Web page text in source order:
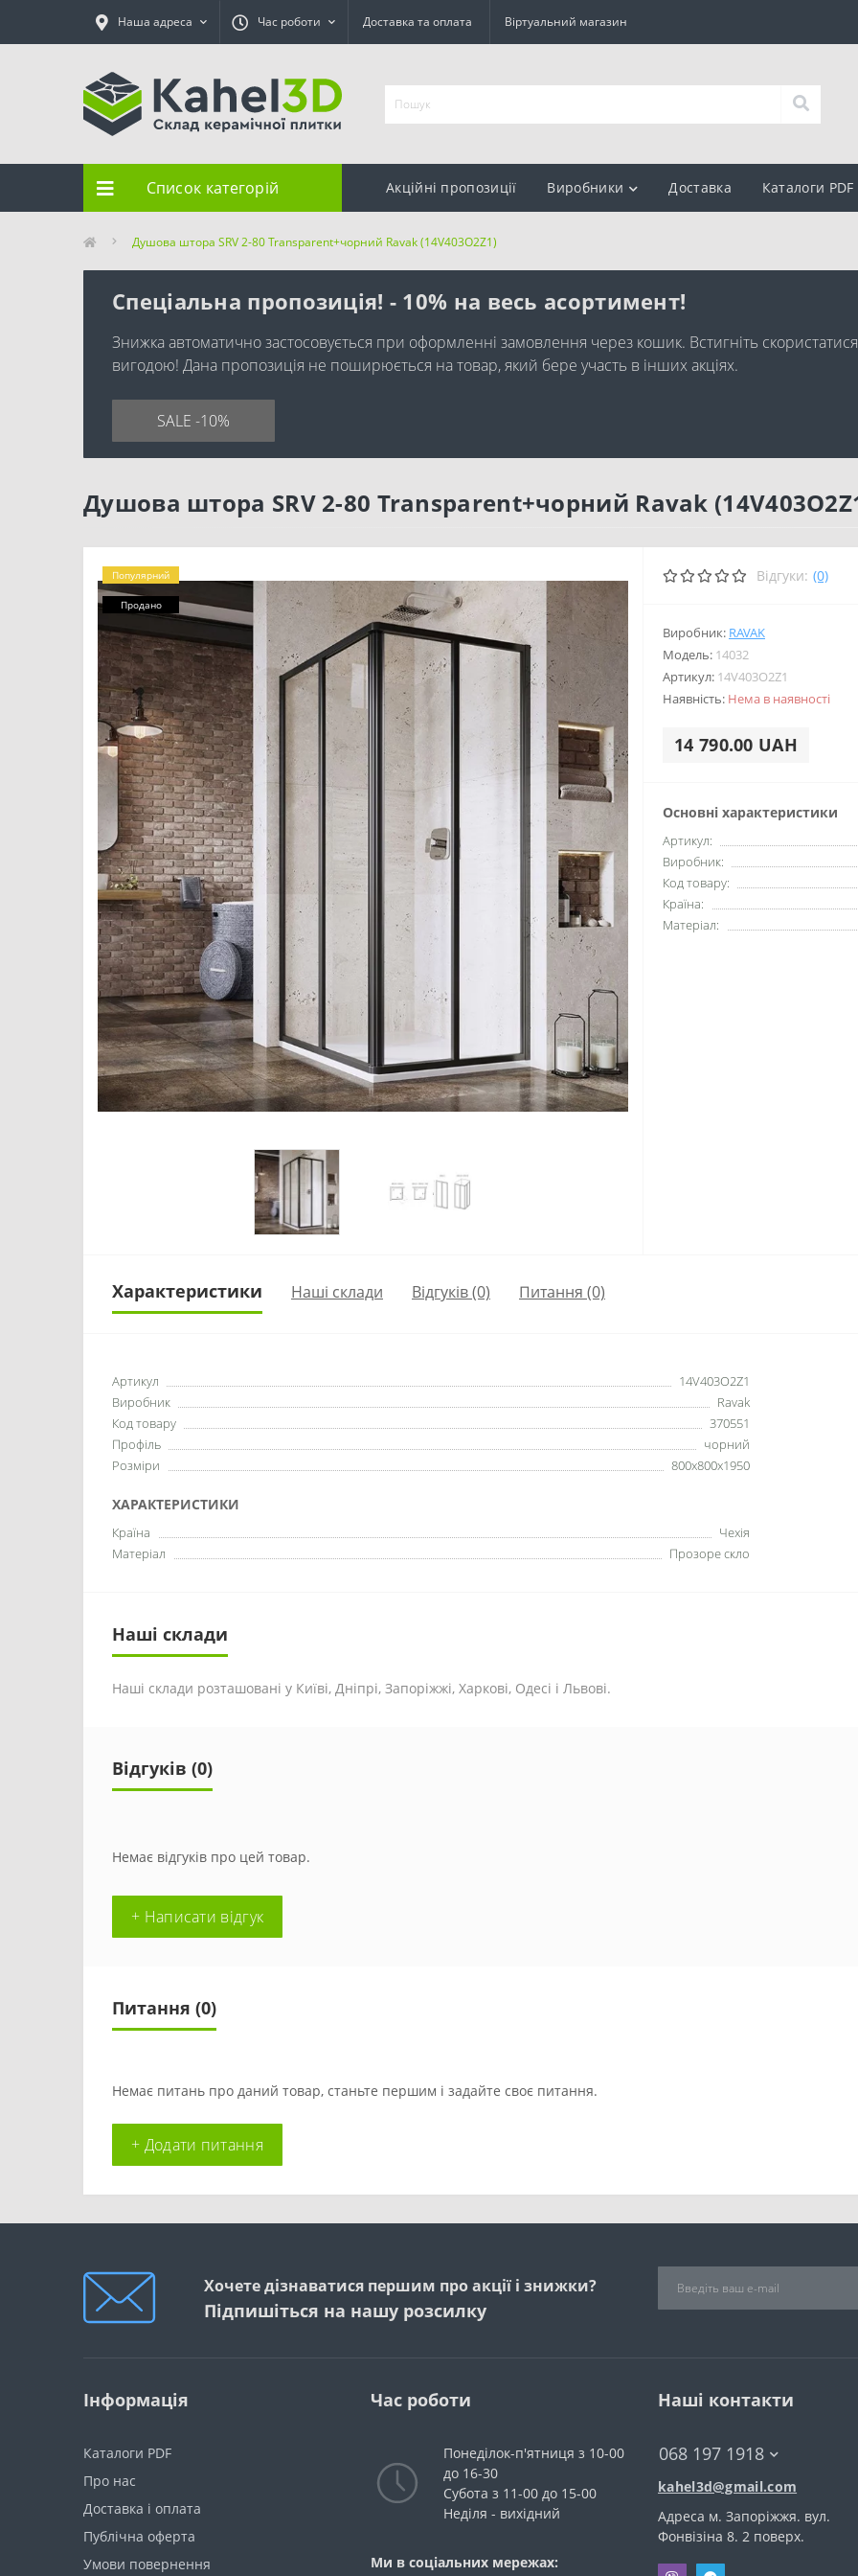
Наша адреса Час роботи Доставка та оплата Віртуальний магазин
Список категорій Акційні пропозиції Виробники Доставка Каталоги PDF
Душова штора SRV 2-80 Transparent+чорний Ravak (14V403O2Z1)
Спеціальна пропозиція! - 10% на весь асортимент!
Знижка автоматично застосовується при оформленні замовлення через кошик. Встигніть скористатися
вигодою! Дана пропозиція не поширюється на товар, який бере участь в інших акціях.
SALE -10%
Душова штора SRV 2-80 Transparent+чорний Ravak
Популярний
Продано
Відгуки: (0)
Виробник: RAVAK
Модель: 14032
Артикул: 14V403O2Z1
Наявність: Нема в наявності
14 790.00 UAH
Основні характеристики
Артикул:
Виробник:
Код товару:
Країна:
Матеріал:
Характеристики Наші склади Відгуків (0) Питання (0)
Артикул
14V403O2Z1
Виробник
Ravak
Код товару
370551
Профіль
чорний
Розміри
800x800x1950
ХАРАКТЕРИСТИКИ
Країна
Чехія
Матеріал
Прозоре скло
Наші склади
Наші склади розташовані у Київі, Дніпрі, Запоріжжі, Харкові, Одесі і Львові.
Відгуків (0)
Немає відгуків про цей товар.
+ Написати відгук
Питання (0)
Немає питань про даний товар, станьте першим і задайте своє питання.
+ Додати питання
Хочете дізнаватися першим про акції і знижки?
Підпишіться на нашу розсилку
Інформація
Каталоги PDF
Про нас
Доставка і оплата
Публічна оферта
Умови повернення
Час роботи
Понеділок-п'ятниця з 10-00
до 16-30
Субота з 11-00 до 15-00
Неділя - вихідний
Ми в соціальних мережах:
Наші контакти
068 197 1918
kahel3d@gmail.com
Адреса м. Запоріжжя. вул.
Фонвiзiна 8. 2 поверх.